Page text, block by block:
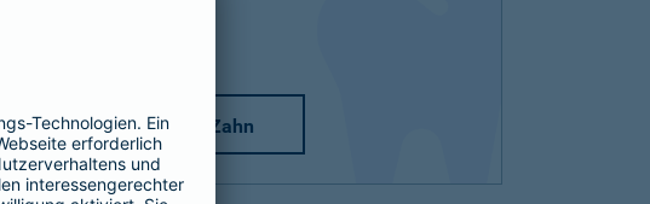
Mehr Zahn